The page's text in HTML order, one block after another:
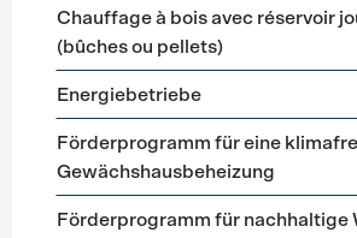
Chauffage à bois avec réservoir
(bûches ou pellets)
Energiebetriebe
Förderprogramm für eine
Gewächshausbeheizung
Förderprogramm für nachhaltige